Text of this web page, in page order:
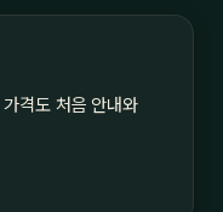
격도 처음 안내와